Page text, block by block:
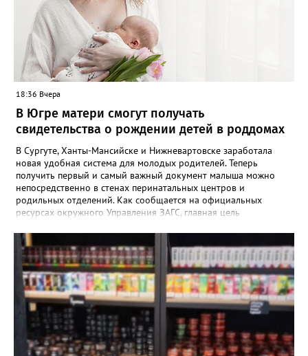
Сургуте.
18:36 Вчера
В Югре матери смогут получать
свидетельства о рождении детей в роддомах
В Сургуте, Ханты-Мансийске и Нижневартовске заработала
новая удобная система для молодых родителей. Теперь
получить первый и самый важный документ малыша можно
непосредственно в стенах перинатальных центров и
родильных отделений. Как сообщается на официальных
ресурсах окружного Управления ЗАГС, главная цель
бюрократии в первые дни после выписки. Специалисты начали
вести прием прямо на базе крупнейших медицинских
учреждений региона. «Теперь мамочкам и их родным не нужно
специально искать время, записываться и ехать в отдел ЗАГС.
Вся процедура регистрации рождения проходит в комфортной
обстановке, пока семья еще находится в больнице», —
подчеркивают в ведомстве. Информацию о графике работы
новых кабинетов в Сургуте, Ханты-Мансийске и
Нижневартовске обещают опубликовать в ближайшее время
на официальных страницах ведомств.